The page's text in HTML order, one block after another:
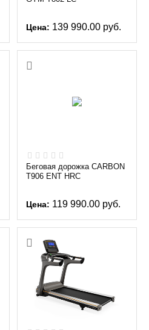
Цена: 139 990.00 руб.
Беговая дорожка CARBON
T906 ENT HRC
Цена: 119 990.00 руб.